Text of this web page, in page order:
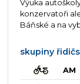
Výuka
konzervatoři
Báňské a na
skupiny
AM